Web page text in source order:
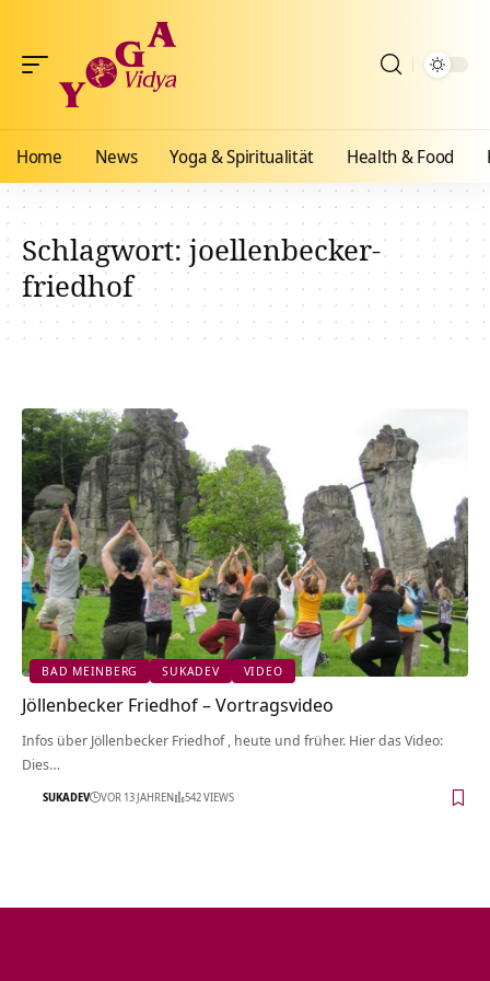
Home News Yoga & Spiritualität Health & Food
Schlagwort:joellenbecker-
friedhof
BAD MEINBERG SUKADEV VIDEO
Jöllenbecker Friedhof‏‎ – Vortragsvideo
Infos über Jöllenbecker Friedhof‏‎ , heute und früher. Hier das Video:
Dies…
SUKADEV VOR 13 JAHREN 542 VIEWS